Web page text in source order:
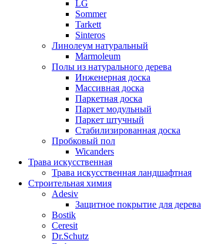
LG
Sommer
Tarkett
Sinteros
Линолеум натуральный
Marmoleum
Полы из натурального дерева
Инженерная доска
Массивная доска
Паркетная доска
Паркет модульный
Паркет штучный
Стабилизированная доска
Пробковый пол
Wicanders
Трава искусственная
Трава искусственная ландшафтная
Строительная химия
Adesiv
Защитное покрытие для дерева
Bostik
Ceresit
Dr.Schutz